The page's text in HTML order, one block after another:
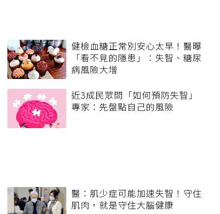
健檢血糖正常別安心太早！醫曝
「看不見的隱患」：失智、糖尿
病風險大增
近3成民眾問「如何預防失智」
專家：先盤點自己的風險
醫：肌少症可能加速失智！守住
肌肉，就是守住大腦健康